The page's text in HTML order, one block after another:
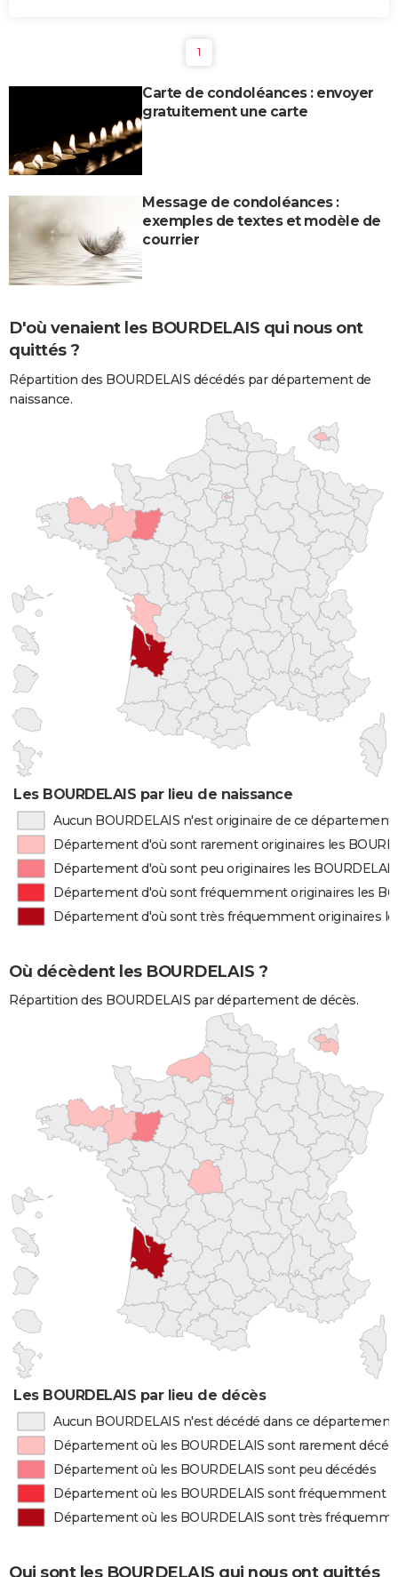
1
Carte de condoléances : envoyer
gratuitement une carte
Message de condoléances :
exemples de textes et modèle de
courrier
D'où venaient les BOURDELAIS qui nous ont
quittés ?
Répartition des BOURDELAIS décédés par département de
naissance.
Les BOURDELAIS par lieu de naissance
Aucun BOURDELAIS n'est originaire de ce département
Département d'où sont rarement originaires les
Département d'où sont peu originaires les BOURDELAIS
Département d'où sont fréquemment originaires les
Département d'où sont très fréquemment originaires
Où décèdent les BOURDELAIS ?
Répartition des BOURDELAIS par département de décès.
Les BOURDELAIS par lieu de décès
Aucun BOURDELAIS n'est décédé dans ce département
Département où les BOURDELAIS sont rarement
Département où les BOURDELAIS sont peu décédés
Département où les BOURDELAIS sont fréquemment
Département où les BOURDELAIS sont très
Qui sont les BOURDELAIS qui nous ont quittés